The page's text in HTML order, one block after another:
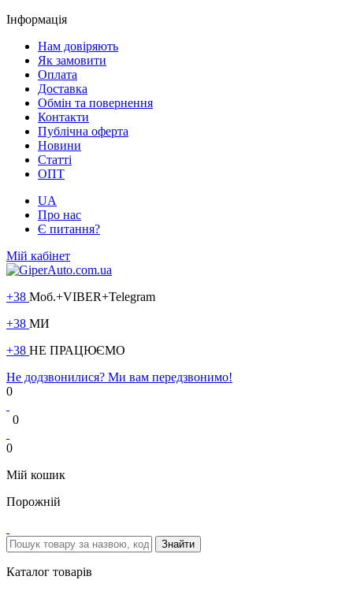
Інформація
Нам довіряють
Як замовити
Оплата
Доставка
Обмін та повернення
Контакти
Публічна оферта
Новини
Статті
ОПТ
UA
Про нас
Є питання?
Мій кабінет
+38 Моб.+VIBER+Telegram
+38 МИ
+38 НЕ ПРАЦЮЄМО
Не додзвонилися? Ми вам передзвонимо!
0
0
0
Мій кошик
Порожній
Каталог товарів